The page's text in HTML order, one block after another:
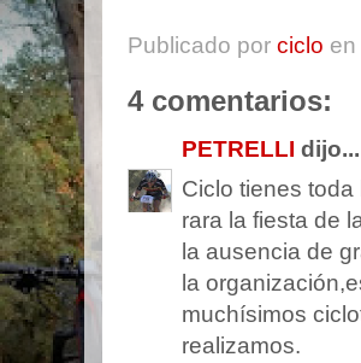
Publicado por ciclo en
4 comentarios:
PETRELLI dijo...
Ciclo tienes
rara la fiesta de
la ausencia de
la
muchísimos
realizamos.